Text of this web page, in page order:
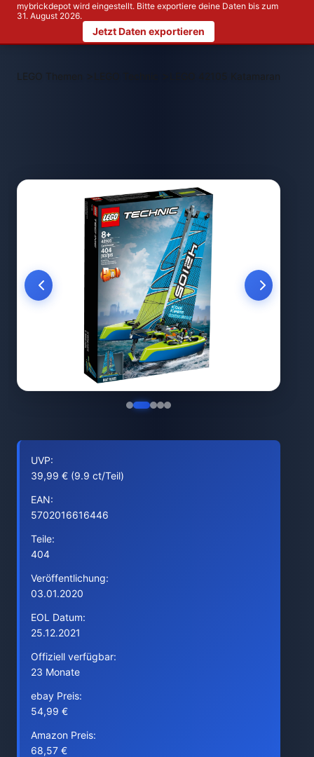
mybrickdepot wird eingestellt. Bitte exportiere deine Daten bis zum
31. August 2026.
Jetzt Daten exportieren
LEGO Themen > LEGO 42105 Katamaran
UVP:
39,99 € (9.9 ct/Teil)
EAN:
5702016616446
Teile:
404
Veröffentlichung:
03.01.2020
EOL Datum:
25.12.2021
Offiziell verfügbar:
23 Monate
ebay Preis:
54,99 €
Amazon Preis:
68,57 €